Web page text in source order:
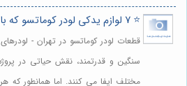
⭐️ 7 لوازم یدکی لودر کوماتسو که باید بشناسید 🚜
قطعات لودر کوماتسو در تهران -
سنگین و قدرتمند، نقش حیاتی در
مختلف ایفا می کنند. اما همانطور که